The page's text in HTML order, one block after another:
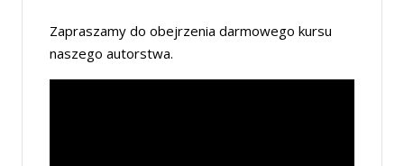
Zapraszamy do obejrzenia darmowego kursu
naszego autorstwa.